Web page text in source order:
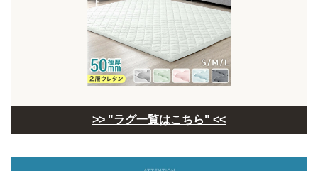
>> "ラグ一覧はこちら" <<